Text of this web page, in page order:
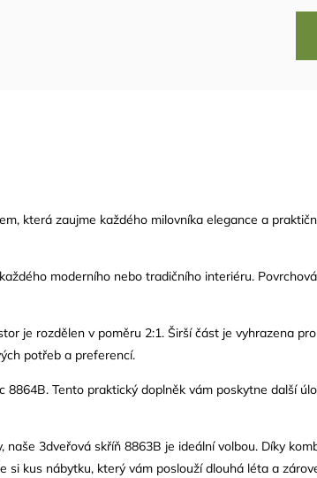
která zaujme každého milovníka elegance a
moderního nebo tradičního interiéru.
je rozdělen v poměru 2:1. Širší část je vyhrazena pro
potřeb a preferencí.
Tento praktický doplněk vám poskytne další
3dveřová skříň 8863B je ideální volbou. Díky
kus nábytku, který vám poslouží dlouhá léta a